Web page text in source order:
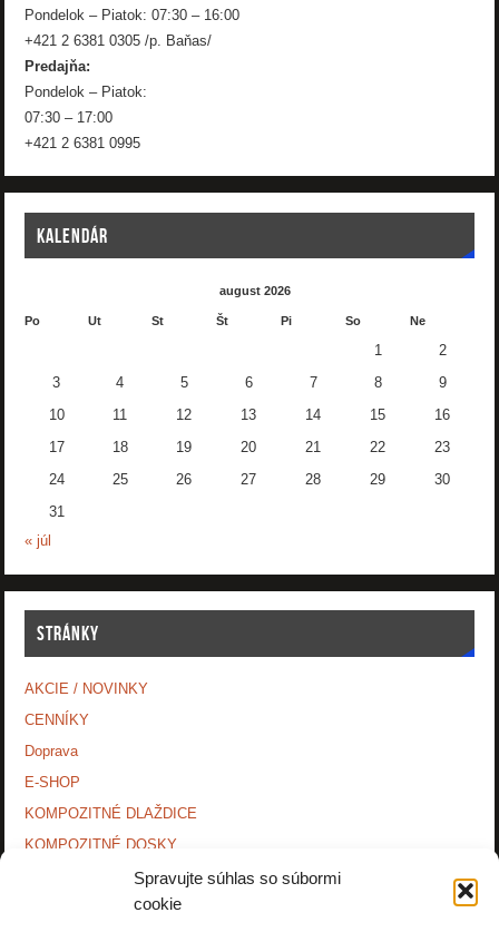
Spravujte súhlas so súbormi
cookie
Pondelok – Piatok: 07:30 – 16:00
+421 2 6381 0305 /p. Baňas/
Predajňa:
Pondelok – Piatok:
07:30 – 17:00
+421 2 6381 0995
KALENDÁR
august 2026
Po Ut St Št Pi So Ne
1 2
3 4 5 6 7 8 9
10 11 12 13 14 15 16
17 18 19 20 21 22 23
24 25 26 27 28 29 30
31
« júl
STRÁNKY
AKCIE / NOVINKY
CENNÍKY
Doprava
E-SHOP
KOMPOZITNÉ DLAŽDICE
KOMPOZITNÉ DOSKY.
MONTÁŽNE NÁVODY